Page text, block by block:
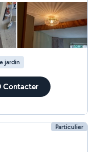
jardin
Contacter
Particulier